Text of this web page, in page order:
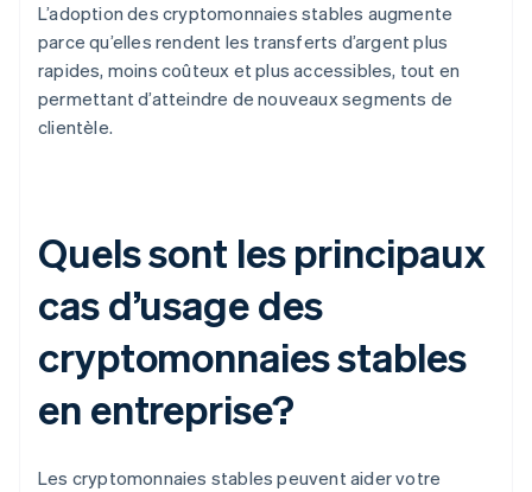
L’adoption des cryptomonnaies stables augmente
parce qu’elles rendent les transferts d’argent plus
rapides, moins coûteux et plus accessibles, tout en
permettant d’atteindre de nouveaux segments de
clientèle.
Quels sont les principaux
cas d’usage des
cryptomonnaies stables
en entreprise?
Les cryptomonnaies stables peuvent aider votre